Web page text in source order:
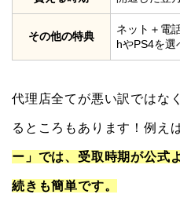
その他の特典
ネット＋電
hやPS4を選
代理店全てが悪い訳ではな
るところもあります！例え
ー」では、受取時期が公式
続きも簡単です。